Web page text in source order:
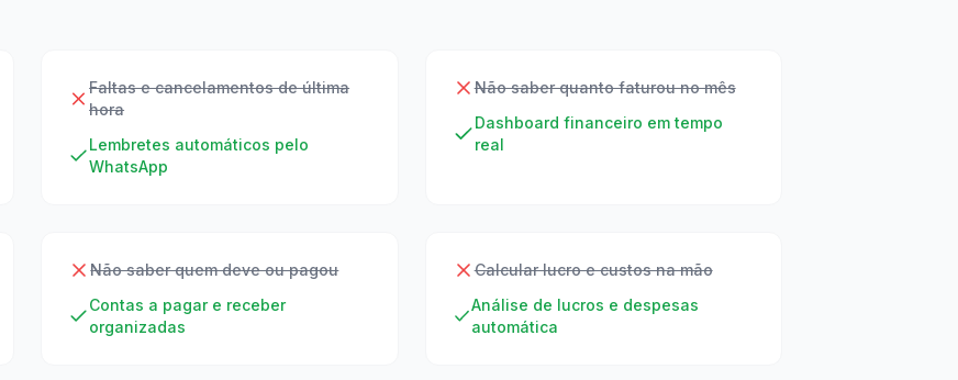
Faltas e cancelamentos de última
hora
Lembretes automáticos pelo
WhatsApp
Não saber quanto faturou no mês
Dashboard financeiro em tempo
real
Não saber quem deve ou pagou
Contas a pagar e receber
organizadas
Calcular lucro e custos na mão
Análise de lucros e despesas
automática